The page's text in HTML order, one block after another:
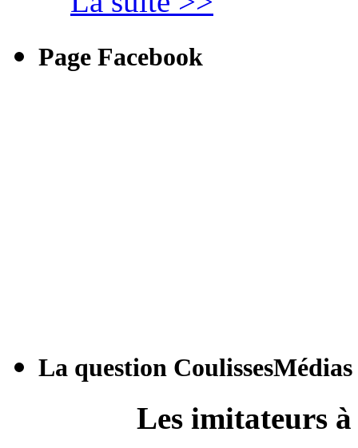
Page Facebook
La question CoulissesMédias
Les imitateurs